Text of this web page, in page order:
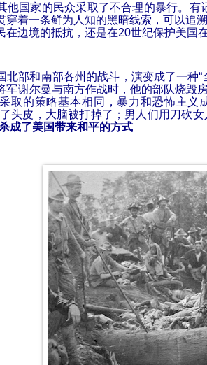
他国家的民众采取了不合理的暴行。有
穿着一条鲜为人知的黑暗线索，可以追
在边境的抵抗，还是在20世纪保护美国
北部和南部各州的战斗，演变成了一种“
军谢尔曼与南方作战时，他的部队烧毁
取的策略基本相同，暴力和恐怖主
头皮，大脑被打掉了；男人们用刀砍
成了美国带来和平的方式